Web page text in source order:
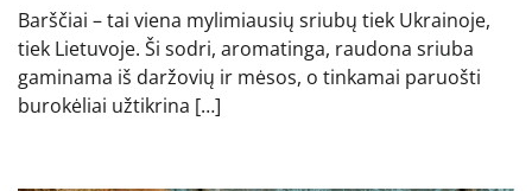
Barščiai – tai viena mylimiausių sriubų tiek Ukrainoje,
tiek Lietuvoje. Ši sodri, aromatinga, raudona sriuba
gaminama iš daržovių ir mėsos, o tinkamai paruošti
burokėliai užtikrina […]